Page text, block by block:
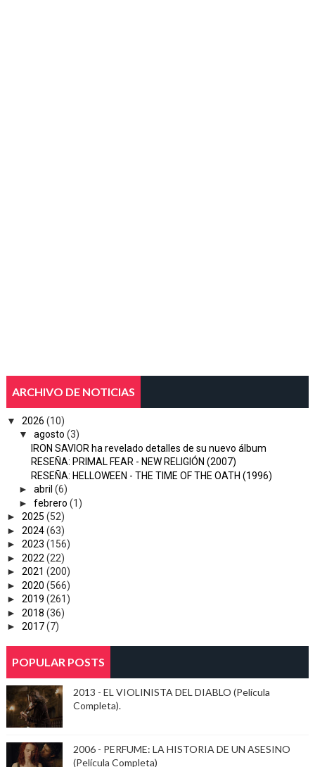
ARCHIVO DE NOTICIAS
▼ 2026 (10)
▼
agosto (3)
IRON SAVIOR ha revelado detalles de su nuevo álbum
RESEÑA: PRIMAL FEAR - NEW RELIGIÓN (2007)
RESEÑA: HELLOWEEN - THE TIME OF THE OATH (1996)
► abril (6)
► febrero (1)
► 2025 (52)
► 2024(63)
► 2023 (156)
► 2022 (22)
► 2021 (200)
► 2020 (566)
► 2019 (261)
► 2018 (36)
► 2017(7)
POPULAR POSTS
2013 - EL VIOLINISTA DEL DIABLO (Película
Completa).
2006 - PERFUME: LA HISTORIA DE UN ASESINO
(Película Completa)